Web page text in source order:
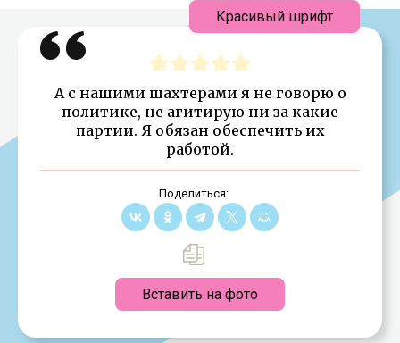
А с нашими шахтерами я не говорю о
политике, не агитирую ни за какие
партии. Я обязан обеспечить их
работой.
Поделиться:
Вставить на фото
Красивый шрифт